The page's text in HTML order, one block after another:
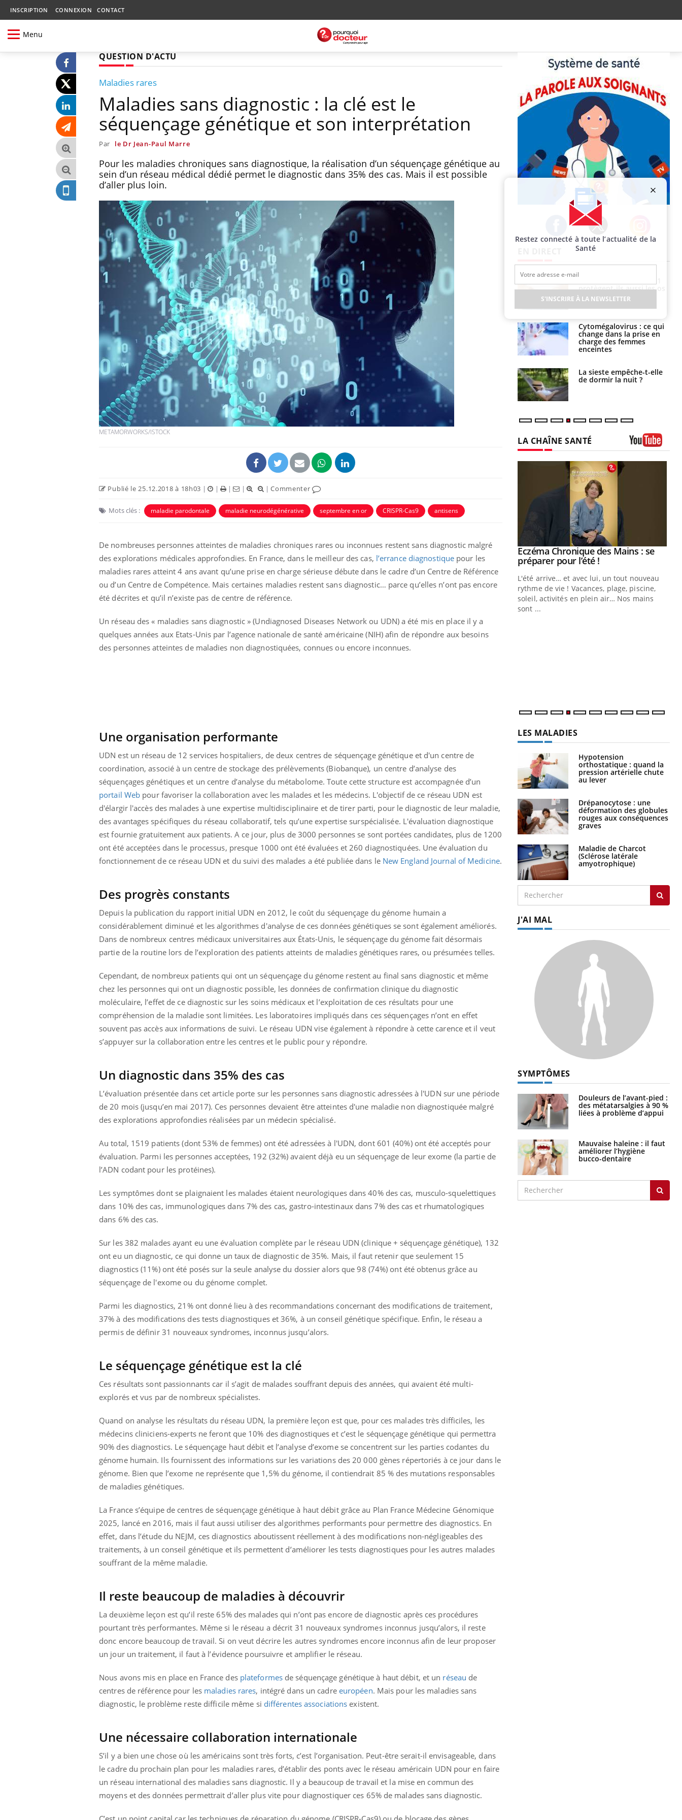
INSCRIPTION CONNEXION CONTACT
Menu
QUESTION D'ACTU
Maladies rares
Maladies sans diagnostic : la clé est le
séquençage génétique et son interprétation
Par le Dr Jean-Paul Marre
Pour les maladies chroniques sans diagnostique, la réalisation d’un séquençage génétique au
sein d’un réseau médical dédié permet le diagnostic dans 35% des cas. Mais il est possible
d’aller plus loin.
METAMORWORKS/ISTOCK
Publié le 25.12.2018 à 18h03 | | | | |Commenter
Mots clés : maladie parodontale maladie neurodégénérative septembre en or CRISPR-Cas9 antisens
De nombreuses personnes atteintes de maladies chroniques rares ou inconnues restent sans diagnostic malgré
des explorations médicales approfondies. En France, dans le meilleur des cas, l’errance diagnostique pour les
maladies rares atteint 4 ans avant qu’une prise en charge sérieuse débute dans le cadre d’un Centre de Référence
ou d’un Centre de Compétence. Mais certaines maladies restent sans diagnostic… parce qu’elles n’ont pas encore
été décrites et qu’il n’existe pas de centre de référence.
Un réseau des « maladies sans diagnostic » (Undiagnosed Diseases Network ou UDN) a été mis en place il y a
quelques années aux Etats-Unis par l’agence nationale de santé américaine (NIH) afin de répondre aux besoins
des personnes atteintes de maladies non diagnostiquées, connues ou encore inconnues.
Une organisation performante
UDN est un réseau de 12 services hospitaliers, de deux centres de séquençage génétique et d'un centre de
coordination, associé à un centre de stockage des prélèvements (Biobanque), un centre d’analyse des
séquençages génétiques et un centre d’analyse du métabolome. Toute cette structure est accompagnée d’un
portail Web pour favoriser la collaboration avec les malades et les médecins. L'objectif de ce réseau UDN est
d'élargir l'accès des malades à une expertise multidisciplinaire et de tirer parti, pour le diagnostic de leur maladie,
des avantages spécifiques du réseau collaboratif, tels qu’une expertise surspécialisée. L'évaluation diagnostique
est fournie gratuitement aux patients. A ce jour, plus de 3000 personnes se sont portées candidates, plus de 1200
ont été acceptées dans le processus, presque 1000 ont été évaluées et 260 diagnostiquées. Une évaluation du
fonctionnement de ce réseau UDN et du suivi des malades a été publiée dans le New England Journal of Medicine.
Des progrès constants
Depuis la publication du rapport initial UDN en 2012, le coût du séquençage du génome humain a
considérablement diminué et les algorithmes d'analyse de ces données génétiques se sont également améliorés.
Dans de nombreux centres médicaux universitaires aux États-Unis, le séquençage du génome fait désormais
partie de la routine lors de l’exploration des patients atteints de maladies génétiques rares, ou présumées telles.
Cependant, de nombreux patients qui ont un séquençage du génome restent au final sans diagnostic et même
chez les personnes qui ont un diagnostic possible, les données de confirmation clinique du diagnostic
moléculaire, l’effet de ce diagnostic sur les soins médicaux et l’exploitation de ces résultats pour une
compréhension de la maladie sont limitées. Les laboratoires impliqués dans ces séquençages n’ont en effet
souvent pas accès aux informations de suivi. Le réseau UDN vise également à répondre à cette carence et il veut
s’appuyer sur la collaboration entre les centres et le public pour y répondre.
Un diagnostic dans 35% des cas
L’évaluation présentée dans cet article porte sur les personnes sans diagnostic adressées à l'UDN sur une période
de 20 mois (jusqu’en mai 2017). Ces personnes devaient être atteintes d'une maladie non diagnostiquée malgré
des explorations approfondies réalisées par un médecin spécialisé.
Au total, 1519 patients (dont 53% de femmes) ont été adressées à l'UDN, dont 601 (40%) ont été acceptés pour
évaluation. Parmi les personnes acceptées, 192 (32%) avaient déjà eu un séquençage de leur exome (la partie de
l’ADN codant pour les protéines).
Les symptômes dont se plaignaient les malades étaient neurologiques dans 40% des cas, musculo-squelettiques
dans 10% des cas, immunologiques dans 7% des cas, gastro-intestinaux dans 7% des cas et rhumatologiques
dans 6% des cas.
Sur les 382 malades ayant eu une évaluation complète par le réseau UDN (clinique + séquençage génétique), 132
ont eu un diagnostic, ce qui donne un taux de diagnostic de 35%. Mais, il faut retenir que seulement 15
diagnostics (11%) ont été posés sur la seule analyse du dossier alors que 98 (74%) ont été obtenus grâce au
séquençage de l'exome ou du génome complet.
Parmi les diagnostics, 21% ont donné lieu à des recommandations concernant des modifications de traitement,
37% à des modifications des tests diagnostiques et 36%, à un conseil génétique spécifique. Enfin, le réseau a
permis de définir 31 nouveaux syndromes, inconnus jusqu’alors.
Le séquençage génétique est la clé
Ces résultats sont passionnants car il s’agit de malades souffrant depuis des années, qui avaient été multi-
explorés et vus par de nombreux spécialistes.
Quand on analyse les résultats du réseau UDN, la première leçon est que, pour ces malades très difficiles, les
médecins cliniciens-experts ne feront que 10% des diagnostiques et c’est le séquençage génétique qui permettra
90% des diagnostics. Le séquençage haut débit et l’analyse d’exome se concentrent sur les parties codantes du
génome humain. Ils fournissent des informations sur les variations des 20 000 gènes répertoriés à ce jour dans le
génome. Bien que l’exome ne représente que 1,5% du génome, il contiendrait 85 % des mutations responsables
de maladies génétiques.
La France s’équipe de centres de séquençage génétique à haut débit grâce au Plan France Médecine Génomique
2025, lancé en 2016, mais il faut aussi utiliser des algorithmes performants pour permettre des diagnostics. En
effet, dans l’étude du NEJM, ces diagnostics aboutissent réellement à des modifications non-négligeables des
traitements, à un conseil génétique et ils permettent d’améliorer les tests diagnostiques pour les autres malades
souffrant de la même maladie.
Il reste beaucoup de maladies à découvrir
La deuxième leçon est qu’il reste 65% des malades qui n’ont pas encore de diagnostic après ces procédures
pourtant très performantes. Même si le réseau a décrit 31 nouveaux syndromes inconnus jusqu’alors, il reste
donc encore beaucoup de travail. Si on veut décrire les autres syndromes encore inconnus afin de leur proposer
un jour un traitement, il faut à l’évidence poursuivre et amplifier le réseau.
Nous avons mis en place en France des plateformesde séquençage génétique à haut débit, et un réseau de
centres de référence pour les maladies rares, intégré dans un cadre européen. Mais pour les maladies sans
diagnostic, le problème reste difficile même si différentes associations existent.
Une nécessaire collaboration internationale
S’il y a bien une chose où les américains sont très forts, c’est l’organisation. Peut-être serait-il envisageable, dans
le cadre du prochain plan pour les maladies rares, d’établir des ponts avec le réseau américain UDN pour en faire
un réseau international des maladies sans diagnostic. Il y a beaucoup de travail et la mise en commun des
moyens et des données permettrait d’aller plus vite pour diagnostiquer ces 65% de malades sans diagnostic.
Facebook Twitter Instagram
Syndrome métabolique :
quels sont les meilleurs
exercices physiques ?
Comment éviter une otite
pendant les vacances ?
Hantavirus : un cas
détecté chez un touriste
en France
Mortalité infantile : un
rapport s’interroge sur
son taux élevé en France
Grossesse à risque : ce jus
naturel attire l'attention
des chercheurs
Comment oublier les
écrans en vacances ?
Toujours connectés :
comment le travail
empiète de plus en plus
sur nos soirées
Cancer colorectal : une
Chikungunya, dengue,
West Nile : que se passe-
t-il dans le sud de la
France ?
protègent-ils aussi les os
?
Cytomégalovirus : ce qui
change dans la prise en
charge des femmes
enceintes
La sieste empêche-t-elle
de dormir la nuit ?
LA CHAÎNE SANTÉ
Eczéma Chronique des Mains :
expliquer ma maladieYoutube
d'autres non ! D'un côté, poser des
questions sur la maladie d'un proche c'est
Youtube
Carence en fer : comprendre pour
prévenir Youtube
Fatigue, irritabilité, brouillard mental ou
même alopécie… Les symptômes de la
carence en fer sont multiples ce qui la rend
Youtube
Insuline & Charge mentale : et si on
osait en parler??Youtube
reste entourée d'idées reçues chez les
Youtube
Eczéma Chronique des Mains : se
préparer pour l’été !Youtube
L'été arrive… et avec lui, un tout nouveau
rythme de vie ! Vacances, plage, piscine,
soleil, activités en plein air… Nos mains
sont ...
LES MALADIES
Hypotension
orthostatique : quand la
pression artérielle chute
au lever
Drépanocytose : une
déformation des globules
rouges aux conséquences
graves
Maladie de Charcot
(Sclérose latérale
amyotrophique)
J'AI MAL
SYMPTÔMES
Douleurs de l’avant-pied :
des métatarsalgies à 90 %
liées à problème d’appui
Mauvaise haleine : il faut
améliorer l’hygiène
bucco-dentaire
Restez connecté à toute l’actualité de la
Santé
S'INSCRIRE À LA NEWSLETTER